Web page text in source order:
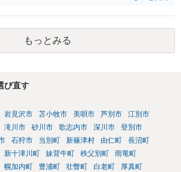
もっとみる
び直す
岩見沢市 苫小牧市 美唄市 芦別市
江別市
滝川市 砂川市 歌志内市 深川市
登別市
石狩市 当別町 新篠津村 由仁町
長沼町
新十津川町 妹背牛町 秩父別町
雨竜町
幌加内町 豊浦町 壮瞥町 白老町
厚真町